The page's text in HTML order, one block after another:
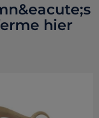
hier